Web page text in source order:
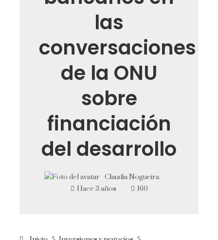
las
conversaciones
de la ONU
sobre
financiación
del desarrollo
Claudia Nogueira
Hace 3 años
160